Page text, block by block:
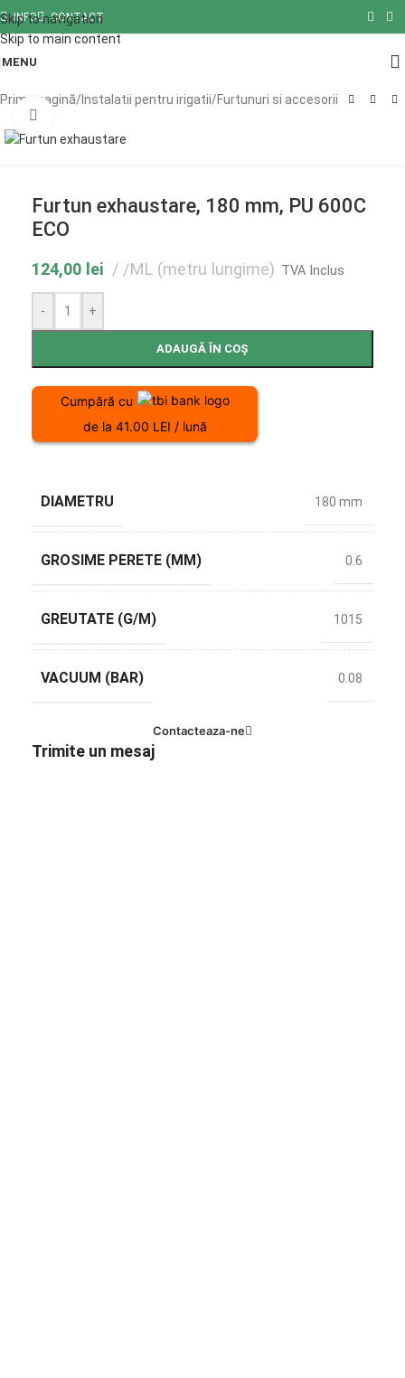
Skip to navigation
Skip to main content
INFO CONTACT
MENU
Prima pagină/Instalatii pentru irigatii/Furtunuri si accesorii
Furtun exhaustare, 180 mm, PU 600C
ECO
124,00 lei /ML (metru lungime) TVA Inclus
- +
ADAUGĂ ÎN COȘ
Cumpără cu
de la 41.00 LEI / lună
DIAMETRU 180 mm
GROSIME PERETE (MM) 0.6
GREUTATE (G/M) 1015
VACUUM (BAR) 0.08
Contacteaza-ne
Trimite un mesaj